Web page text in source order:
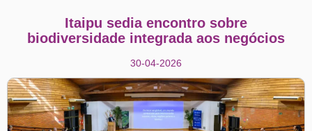
Itaipu sedia encontro sobre
biodiversidade integrada aos negócios
30-04-2026